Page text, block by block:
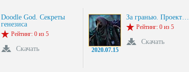
Doodle God. Секреты
генезиса
Рейтинг: 0 из 5
Скачать 2020.07.15
За гранью. Проект…
Рейтинг: 0 из 5
Скачать